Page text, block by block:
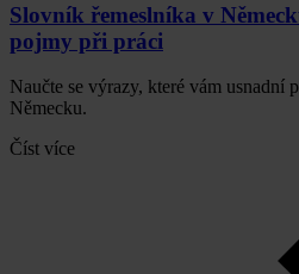
Slovník řemeslníka v
pojmy při práci
Naučte se výrazy, které vám usnadní
Německu.
Číst více